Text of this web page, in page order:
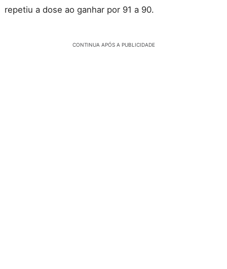
repetiu a dose ao ganhar por 91 a 90.
CONTINUA APÓS A PUBLICIDADE